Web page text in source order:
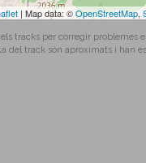
| Map data: ©OpenStreetMap,
tracks per corregir problemes
del track són aproximats i han